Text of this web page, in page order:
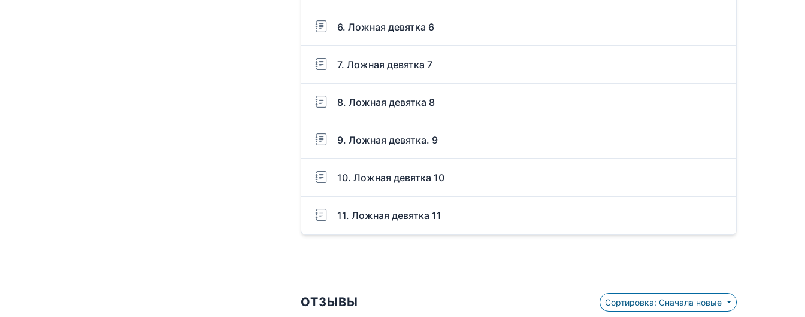
6. Ложная девятка 6
7. Ложная девятка 7
8. Ложная девятка 8
9. Ложная девятка. 9
10. Ложная девятка 10
11. Ложная девятка 11
ОТЗЫВЫ Сортировка: Сначала новые